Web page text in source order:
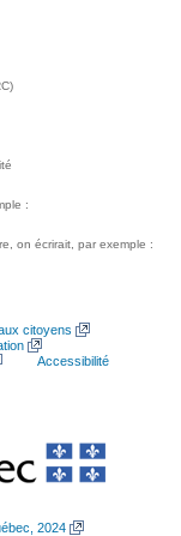
:
on écrirait, par exemple :
citoyens
Accessibilité
2024